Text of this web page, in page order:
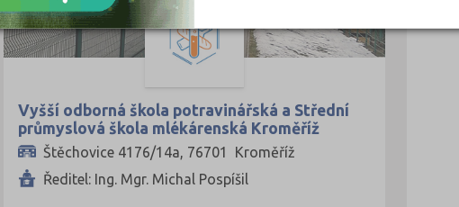
Cheb (1)
Chomutov (1)
Jablonec nad Nisou (1)
Jičín (2)
Jihlava (1)
Vyšší odborná škola potravinářská a Střední
průmyslová škola mlékárenská Kroměříž
Štěchovice 4176/14a, 76701 Kroměříž
Ředitel: Ing. Mgr. Michal Pospíšil